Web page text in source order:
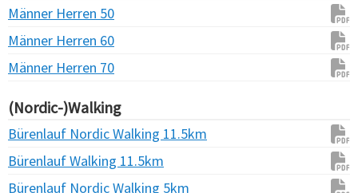
Männer Herren 50
Männer Herren 60
Männer Herren 70
(Nordic-)Walking
Bürenlauf Nordic Walking 11.5km
Bürenlauf Walking 11.5km
Bürenlauf Nordic Walking 5km